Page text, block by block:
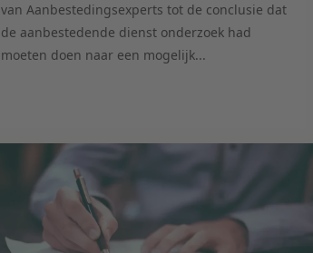
van Aanbestedingsexperts tot de conclusie dat
de aanbestedende dienst onderzoek had
moeten doen naar een mogelijk...